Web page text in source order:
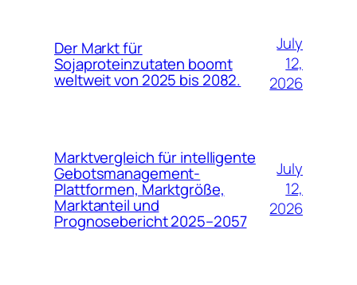
Der Markt für
Sojaproteinzutaten boomt
weltweit von 2025 bis 2082.
July
12,
2026
Marktvergleich für intelligente
Gebotsmanagement-
Plattformen, Marktgröße,
Marktanteil und
Prognosebericht 2025–2057
July
12,
2026